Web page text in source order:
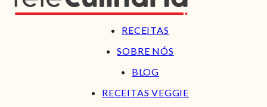
RECEITAS
SOBRE NÓS
BLOG
RECEITAS VEGGIE